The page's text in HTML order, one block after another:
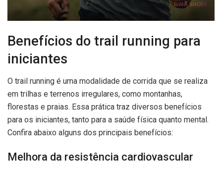
Benefícios do trail running para
iniciantes
O trail running é uma modalidade de corrida que se realiza
em trilhas e terrenos irregulares, como montanhas,
florestas e praias. Essa prática traz diversos benefícios
para os iniciantes, tanto para a saúde física quanto mental.
Confira abaixo alguns dos principais benefícios:
Melhora da resistência cardiovascular